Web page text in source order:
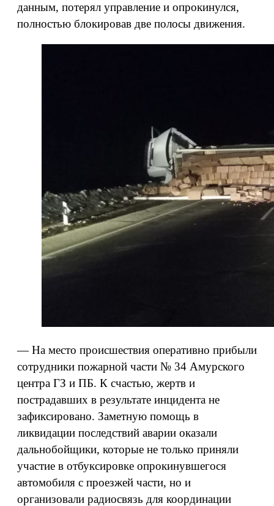
данным, потерял управление и опрокинулся,
полностью блокировав две полосы движения.
— На место происшествия оперативно прибыли
сотрудники пожарной части № 34 Амурского
центра ГЗ и ПБ. К счастью, жертв и
пострадавших в результате инцидента не
зафиксировано. Заметную помощь в
ликвидации последствий аварии оказали
дальнобойщики, которые не только приняли
участие в отбуксировке опрокинувшегося
автомобиля с проезжей части, но и
организовали радиосвязь для координации